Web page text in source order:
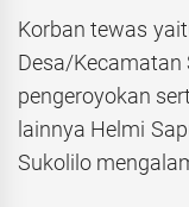
Korban tewas
Desa/Kecamatan
pengeroyokan
lainnya Helmi
Sukolilo